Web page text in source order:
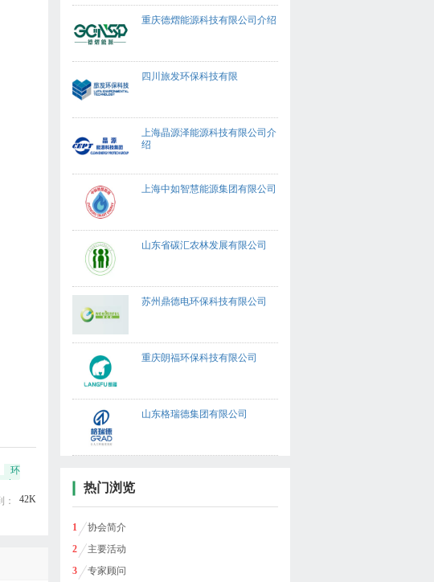
环
：
42K
重庆德熠能源科技有限公司介绍
四川旅发环保科技有限
上海晶源泽能源科技有限公司介
绍
上海中如智慧能源集团有限公司
山东省碳汇农林发展有限公司
苏州鼎德电环保科技有限公司
重庆朗福环保科技有限公司
山东格瑞德集团有限公司
热门浏览
1
协会简介
2
主要活动
3
专家顾问